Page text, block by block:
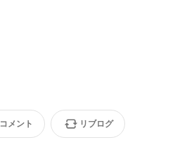
コメント リブログ